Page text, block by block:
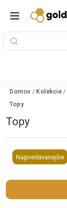
Domov / Kolekcie /
Topy
Topy
Najpredávanejšie